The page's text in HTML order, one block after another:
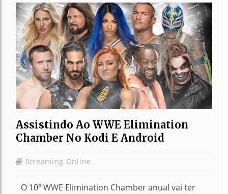
Assistindo Ao WWE Elimination
Chamber No Kodi E Android
Streaming Online
O 10º WWE Elimination Chamber anual vai ter